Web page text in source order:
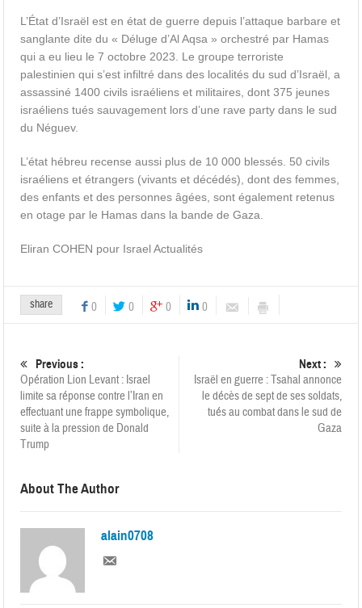
L’État d’Israël est en état de guerre depuis l’attaque barbare et
sanglante dite du « Déluge d’Al Aqsa » orchestré par Hamas
qui a eu lieu le 7 octobre 2023. Le groupe terroriste
palestinien qui s’est infiltré dans des localités du sud d’Israël, a
assassiné 1400 civils israéliens et militaires, dont 375 jeunes
israéliens tués sauvagement lors d’une rave party dans le sud
du Néguev.
L’état hébreu recense aussi plus de 10 000 blessés. 50 civils
israéliens et étrangers (vivants et décédés), dont des femmes,
des enfants et des personnes âgées, sont également retenus
en otage par le Hamas dans la bande de Gaza.
Eliran COHEN pour Israel Actualités
share 0 0 0 0
Previous :
Opération Lion Levant : Israel
limite sa réponse contre l’Iran en
effectuant une frappe symbolique,
suite à la pression de Donald
Trump
Next :
Israël en guerre : Tsahal annonce
le décès de sept de ses soldats,
tués au combat dans le sud de
Gaza
About The Author
alain0708